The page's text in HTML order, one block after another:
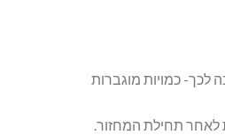
לכך- כמויות מוגברות
לאחר תחילת המחזור.